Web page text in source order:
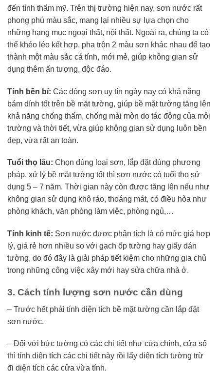
đến tính thẩm mỹ. Trên thị trường hiện nay, sơn nước rất
phong phú màu sắc, mang lại nhiều sự lựa chọn cho
những hạng mục ngoại thất, nội thất. Ngoài ra, chúng ta có
thể khéo léo kết hợp, pha trộn 2 màu sơn khác nhau để tạo
thành một màu sắc cá tính, mới mẻ, giúp không gian sử
dụng thêm ấn tượng, độc đáo.
Tính bền bỉ: Các dòng sơn uy tín ngày nay có khả năng
bám dính tốt trên bề mặt tường, giúp bề mặt tường tăng lên
khả năng chống thấm, chống mài mòn do tác động của môi
trường và thời tiết, vừa giúp không gian sử dụng luôn bền
đẹp, vừa rất an toàn.
Tuổi thọ lâu: Chọn đúng loại sơn, lắp đặt đúng phương
pháp, xử lý bề mặt tường tốt thì sơn nước có tuổi thọ sử
dụng 5 – 7 năm. Thời gian này còn được tăng lên nếu như
không gian sử dụng khô ráo, thoáng mát, có điều hòa như
phòng khách, văn phòng làm việc, phòng ngủ,…
Tính kinh tế: Sơn nước được phân tích là có mức giá hợp
lý, giá rẻ hơn nhiều so với gạch ốp tường hay giấy dán
tường, do đó đây là giải pháp tiết kiệm cho những gia chủ
trong những công việc xây mới hay sửa chữa nhà ở.
3. Cách tính lượng sơn nước cần dùng
– Trước hết phải tính diện tích bề mặt tường cần lắp đặt
sơn nước.
– Đối với bức tường có các chi tiết như cửa chính, cửa sổ
thì tính diện tích các chi tiết này rồi lấy diện tích tường trừ
đi diện tích các cửa vừa tính.